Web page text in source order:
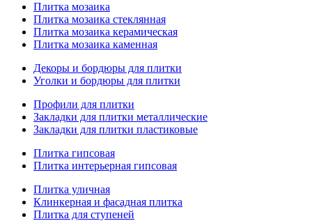
Плитка мозаика
Плитка мозаика стеклянная
Плитка мозаика керамическая
Плитка мозаика каменная
Декоры и бордюры для плитки
Уголки и бордюры для плитки
Профили для плитки
Закладки для плитки металлические
Закладки для плитки пластиковые
Плитка гипсовая
Плитка интерьерная гипсовая
Плитка уличная
Клинкерная и фасадная плитка
Плитка для ступеней